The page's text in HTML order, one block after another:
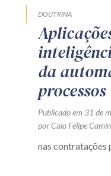
DOUTRINA
da
processos
Publicado em 31 de
por Caio Felipe
nas contratações